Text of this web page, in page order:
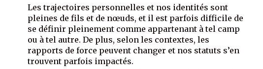
Les trajectoires personnelles et nos identités sont
pleines de fils et de nœuds, et il est parfois difficile de
se définir pleinement comme appartenant à tel camp
ou à tel autre. De plus, selon les contextes, les
rapports de force peuvent changer et nos statuts s’en
trouvent parfois impactés.